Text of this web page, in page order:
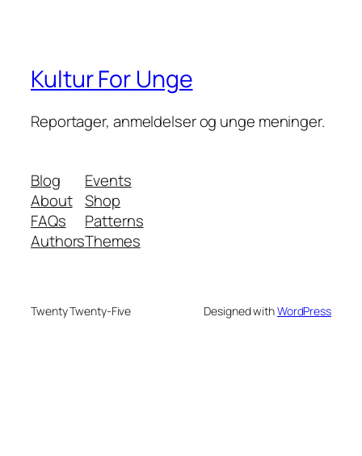
Kultur For Unge
Reportager, anmeldelser og unge meninger.
Blog
About
FAQs
Authors
Events
Shop
Patterns
Themes
Twenty Twenty-Five Designed withWordPress